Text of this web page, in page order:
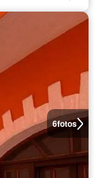
6fotos